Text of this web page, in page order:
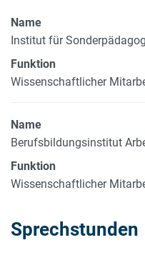
Name
Institut für
Funktion
Wissenschaftlicher
Name
Berufsbildungsinstitut
Funktion
Wissenschaftlicher
Sprechstunden